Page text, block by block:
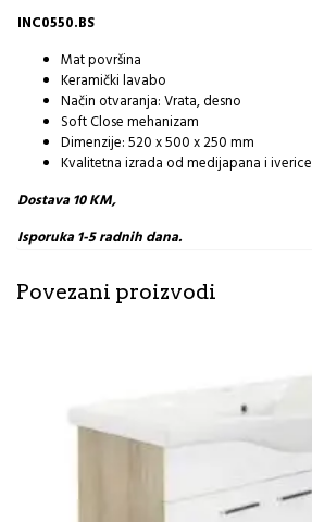
INC0550.BS
Mat površina
Keramički lavabo
Način otvaranja: Vrata, desno
Soft Close mehanizam
Dimenzije: 520 x 500 x 250 mm
Kvalitetna izrada od medijapana i iverice
Dostava 10 KM,
Isporuka 1-5 radnih dana.
Povezani proizvodi